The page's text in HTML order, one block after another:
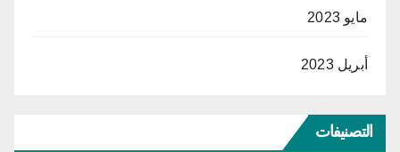
مايو 2023
أبريل 2023
التصنيفات